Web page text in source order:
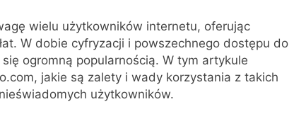
wielu użytkowników internetu, oferując
W dobie cyfryzacji i powszechnego dostępu do
ogromną popularnością. W tym artykule
jakie są zalety i wady korzystania z takich
użytkowników.